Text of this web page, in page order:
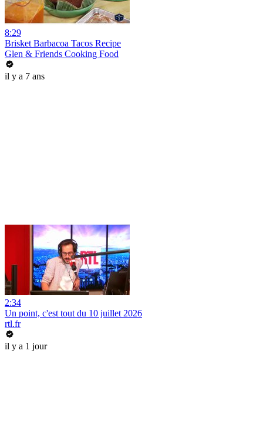
8:29
Brisket Barbacoa Tacos Recipe
Glen & Friends Cooking Food
il y a 7 ans
2:34
Un point, c'est tout du 10 juillet 2026
rtl.fr
il y a 1 jour